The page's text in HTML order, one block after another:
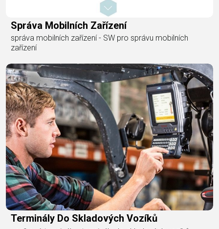
Správa Mobilních Zařízení
správa mobilních zařízení - SW pro správu mobilních
zařízení
Terminály Do Skladových Vozíků